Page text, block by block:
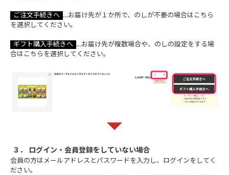
ご注文手続きへ …お届け先が１か所で、のしが不要の場合はこちら
を選択してください。
ギフト購入手続きへ …お届け先が複数場合や、のしの設定をする場
合はこちらを選択してください。
３． ログイン・会員登録をしていない場合
会員の方はメールアドレスとパスワードを入力し、ログインをしてく
ださい。